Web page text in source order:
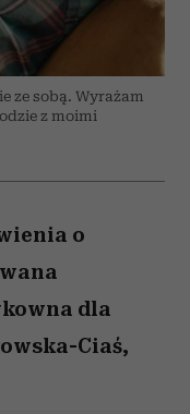
ze sobą. Wyrażam
z moimi
o
dla
Ciaś,